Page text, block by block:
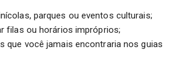
parques ou eventos culturais;
filas ou horários impróprios;
que você jamais encontraria nos guias